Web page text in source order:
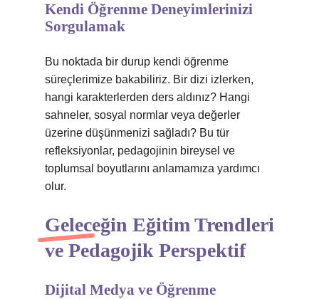
Kendi Öğrenme Deneyimlerinizi
Sorgulamak
Bu noktada bir durup kendi öğrenme
süreçlerimize bakabiliriz. Bir dizi izlerken,
hangi karakterlerden ders aldınız? Hangi
sahneler, sosyal normlar veya değerler
üzerine düşünmenizi sağladı? Bu tür
refleksiyonlar, pedagojinin bireysel ve
toplumsal boyutlarını anlamamıza yardımcı
olur.
Geleceğin Eğitim Trendleri
ve Pedagojik Perspektif
Dijital Medya ve Öğrenme